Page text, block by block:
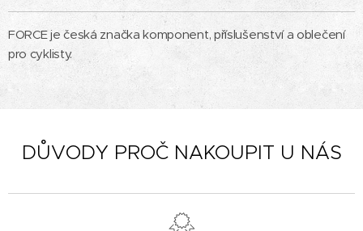
FORCE je česká značka komponent, příslušenství a oblečení
pro cyklisty.
DŮVODY PROČ NAKOUPIT U NÁS